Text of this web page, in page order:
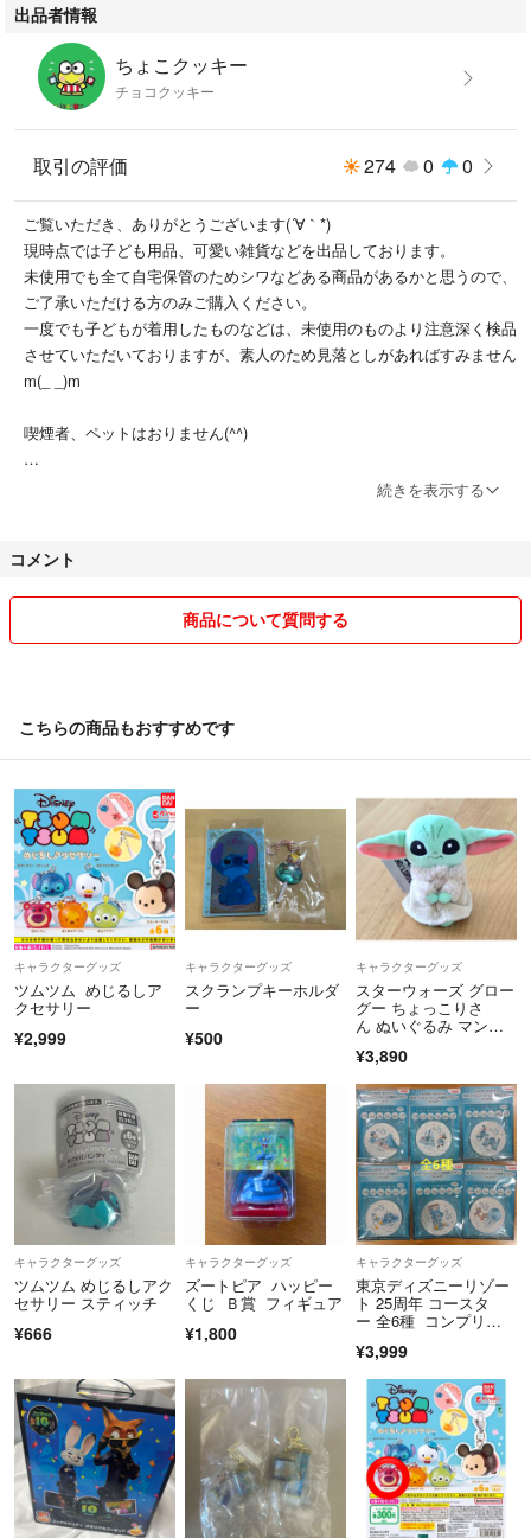
出品者情報
ちょこクッキー
チョコクッキー
取引の評価 274 0 0
ご覧いただき、ありがとうございます(´∀｀*)
現時点では子ども用品、可愛い雑貨などを出品しております。
未使用でも全て自宅保管のためシワなどある商品があるかと思うので、
ご了承いただける方のみご購入ください。
一度でも子どもが着用したものなどは、未使用のものより注意深く検品
させていただいておりますが、素人のため見落としがあればすみません
m(_ _)m
喫煙者、ペットはおりません(^^)
★基本、郵便局からの発送となるため平日に発送させていただくことが
★コンビニ、ATM払いの選択をされている方で最近お支払いいただけ
い方法の方はいつまでにお支払いしていただけるか確認させていただき
ます。
★お取り置きはしておりません。
続きを表示する
コメント
商品について質問する
こちらの商品もおすすめです
キャラクターグッズ
ツムツム めじるしア
クセサリー
¥2,999
キャラクターグッズ
スクランプキーホルダ
ー
¥500
キャラクターグッズ
スターウォーズ グロー
グー ちょっこりさ
ん ぬいぐるみ マンダ
¥3,890
キャラクターグッズ
ツムツム めじるしアク
セサリー スティッチ
¥666
キャラクターグッズ
ズートピア ハッピー
くじ Ｂ賞 フィギュア
¥1,800
キャラクターグッズ
東京ディズニーリゾー
ト 25周年 コースタ
ー 全6種 コンプリー
¥3,999